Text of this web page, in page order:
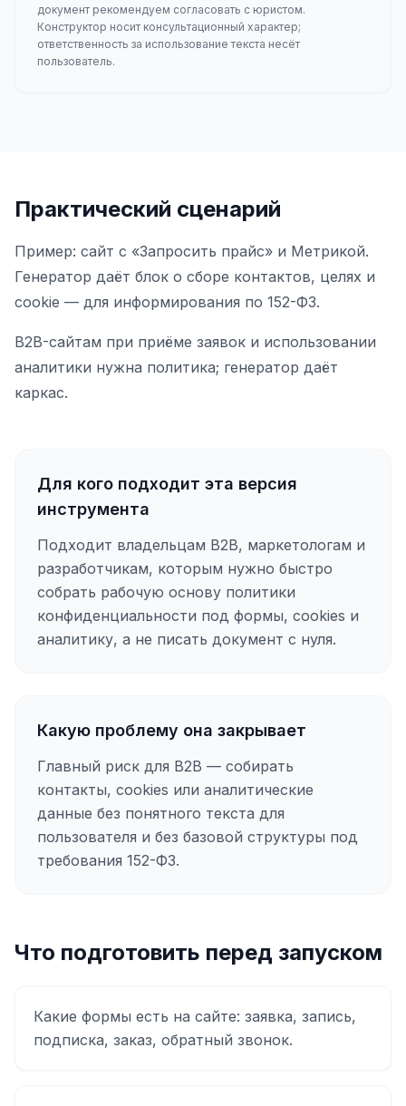
документ рекомендуем согласовать с юристом.
Конструктор носит консультационный характер;
ответственность за использование текста несёт
пользователь.
Практический сценарий
Пример: сайт с «Запросить прайс» и Метрикой.
Генератор даёт блок о сборе контактов, целях и
cookie — для информирования по 152-ФЗ.
B2B-сайтам при приёме заявок и использовании
аналитики нужна политика; генератор даёт
каркас.
Для кого подходит эта версия
инструмента
Подходит владельцам B2B, маркетологам и
разработчикам, которым нужно быстро
собрать рабочую основу политики
конфиденциальности под формы, cookies и
аналитику, а не писать документ с нуля.
Какую проблему она закрывает
Главный риск для B2B — собирать
контакты, cookies или аналитические
данные без понятного текста для
пользователя и без базовой структуры под
требования 152-ФЗ.
Что подготовить перед запуском
Какие формы есть на сайте: заявка, запись,
подписка, заказ, обратный звонок.